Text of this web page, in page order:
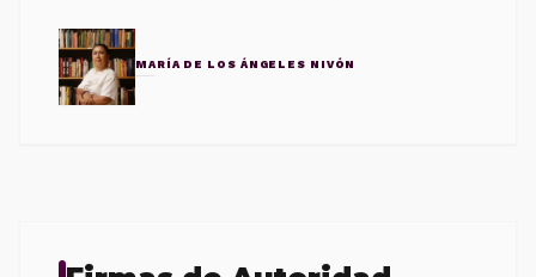
MARÍA DE LOS ÁNGELES NIVÓN